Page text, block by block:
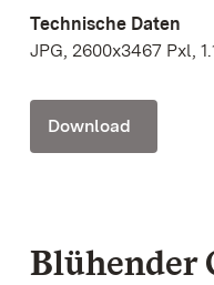
Technische Daten
JPG, 2600x3467 Pxl,
Download
Blühender